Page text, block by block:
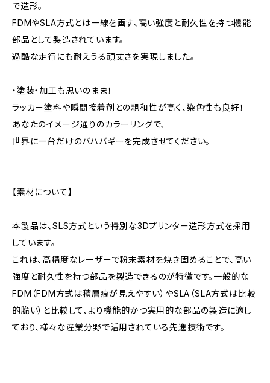
で造形。
FDMやSLA方式とは一線を画す、高い強度と耐久性を持つ機能
部品として製造されています。
過酷な走行にも耐えうる頑丈さを実現しました。
・塗装・加工も思いのまま！
ラッカー塗料や瞬間接着剤との親和性が高く、染色性も良好！
あなたのイメージ通りのカラーリングで、
世界に一台だけのバハバギーを完成させてください。
【素材について】
本製品は、SLS方式という特別な3Dプリンター造形方式を採用
しています。
これは、高精度なレーザーで粉末素材を焼き固めることで、高い
強度と耐久性を持つ部品を製造できるのが特徴です。一般的な
FDM（FDM方式は積層痕が見えやすい）やSLA（SLA方式は比較
的脆い）と比較して、より機能的かつ実用的な部品の製造に適し
ており、様々な産業分野で活用されている先進技術です。